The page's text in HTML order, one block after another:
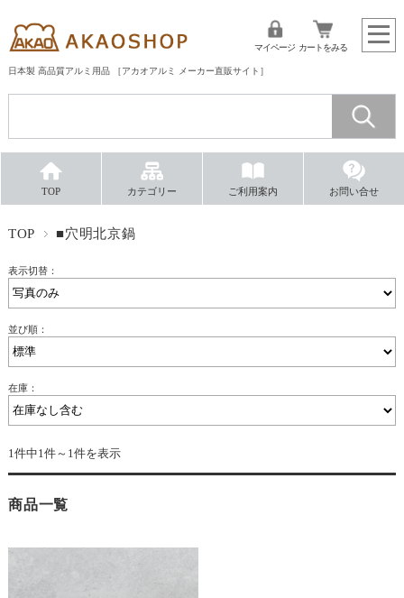
日本製 高品質アルミ用品 ［アカオアルミ メーカー直販サイト］
マイページ カートをみる
TOP カテゴリー ご利用案内 お問い合せ
TOP ■穴明北京鍋
表示切替：
並び順：
在庫：
1件中1件～1件を表示
商品一覧